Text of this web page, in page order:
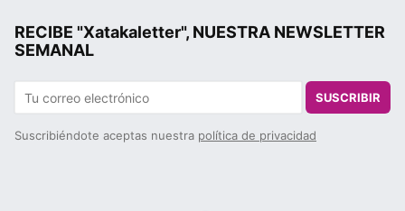
RECIBE "Xatakaletter", NUESTRA NEWSLETTER
SEMANAL
SUSCRIBIR
Suscribiéndote aceptas nuestra política de privacidad